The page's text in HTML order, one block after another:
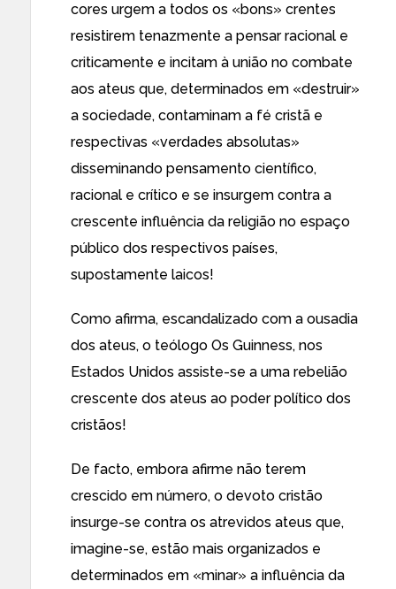
cores urgem a todos os «bons» crentes
resistirem tenazmente a pensar racional e
criticamente e incitam à união no combate
aos ateus que, determinados em «destruir»
a sociedade, contaminam a fé cristã e
respectivas «verdades absolutas»
disseminando pensamento científico,
racional e crítico e se insurgem contra a
crescente influência da religião no espaço
público dos respectivos países,
supostamente laicos!
Como afirma, escandalizado com a ousadia
dos ateus, o teólogo Os Guinness, nos
Estados Unidos assiste-se a uma rebelião
crescente dos ateus ao poder político dos
cristãos!
De facto, embora afirme não terem
crescido em número, o devoto cristão
insurge-se contra os atrevidos ateus que,
imagine-se, estão mais organizados e
determinados em «minar» a influência da